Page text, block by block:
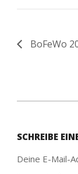
BoFeWo
01
SCHREIBE
Deine E-Mail-